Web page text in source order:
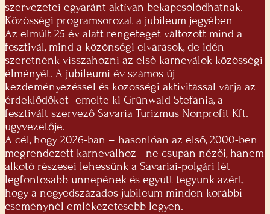
szervezetei egyaránt aktívan bekapcsolódhatnak.
Közösségi programsorozat a jubileum jegyében
Az elmúlt 25 év alatt rengeteget változott mind a
fesztivál, mind a közönségi elvárások, de idén
szeretnénk visszahozni az első karneválok közösségi
élményét. A jubileumi év számos új
kezdeményezéssel és közösségi aktivitással várja az
érdeklődőket- emelte ki Grünwald Stefánia, a
fesztivált szervező Savaria Turizmus Nonprofit Kft.
ügyvezetője.
A cél, hogy 2026-ban – hasonlóan az első, 2000-ben
megrendezett karneválhoz - ne csupán nézői, hanem
alkotó részesei lehessünk a Savariai-polgári lét
legfontosabb ünnepének és együtt tegyünk azért,
hogy a negyedszázados jubileum minden korábbi
eseménynél emlékezetesebb legyen.